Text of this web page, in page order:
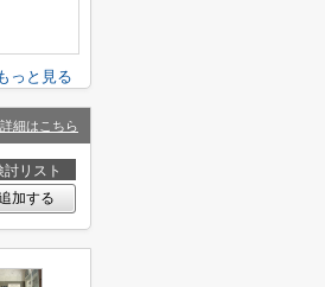
っと見る
細はこちら
討リスト
加する